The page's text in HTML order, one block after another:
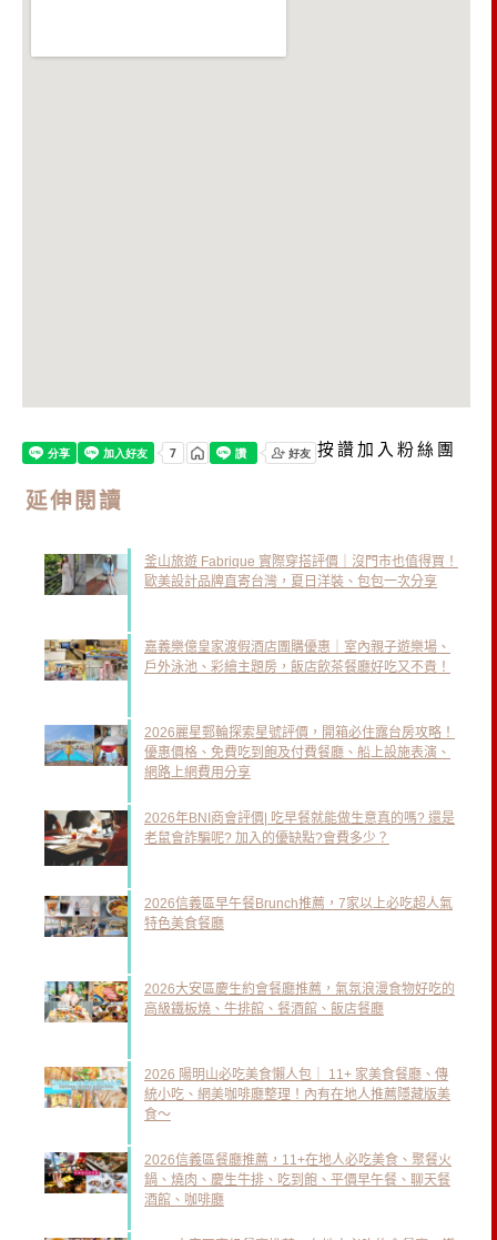
按讚加入粉絲團
延伸閱讀
釜山旅遊 Fabrique 實際穿搭評價｜沒門市也值得買！
歐美設計品牌直寄台灣，夏日洋裝、包包一次分享
嘉義樂億皇家渡假酒店團購優惠｜室內親子遊樂場、
戶外泳池、彩繪主題房，飯店飲茶餐廳好吃又不貴！
2026麗星郵輪探索星號評價，開箱必住露台房攻略！
優惠價格、免費吃到飽及付費餐廳、船上設施表演、
網路上網費用分享
2026年BNI商會評價| 吃早餐就能做生意真的嗎? 還是
老鼠會詐騙呢? 加入的優缺點?會費多少？
2026信義區早午餐Brunch推薦，7家以上必吃超人氣
特色美食餐廳
2026大安區慶生約會餐廳推薦，氣氛浪漫食物好吃的
高級鐵板燒、牛排館、餐酒館、飯店餐廳
2026 陽明山必吃美食懶人包｜ 11+ 家美食餐廳、傳
統小吃、網美咖啡廳整理！內有在地人推薦隱藏版美
食～
2026信義區餐廳推薦，11+在地人必吃美食、聚餐火
鍋、燒肉、慶生牛排、吃到飽、平價早午餐、聊天餐
酒館、咖啡廳